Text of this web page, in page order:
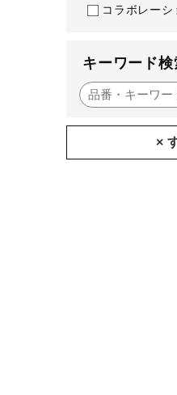
コラボレーシ
キーワード検
×